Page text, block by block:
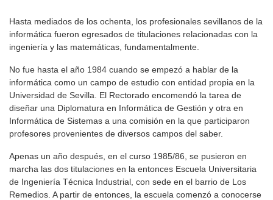
Hasta mediados de los ochenta, los profesionales sevillanos de la
informática fueron egresados de titulaciones relacionadas con la
ingeniería y las matemáticas, fundamentalmente.
No fue hasta el año 1984 cuando se empezó a hablar de la
informática como un campo de estudio con entidad propia en la
Universidad de Sevilla. El Rectorado encomendó la tarea de
diseñar una Diplomatura en Informática de Gestión y otra en
Informática de Sistemas a una comisión en la que participaron
profesores provenientes de diversos campos del saber.
Apenas un año después, en el curso 1985/86, se pusieron en
marcha las dos titulaciones en la entonces Escuela Universitaria
de Ingeniería Técnica Industrial, con sede en el barrio de Los
Remedios. A partir de entonces, la escuela comenzó a conocerse